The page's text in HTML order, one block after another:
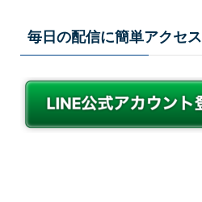
毎日の配信に簡単アクセス